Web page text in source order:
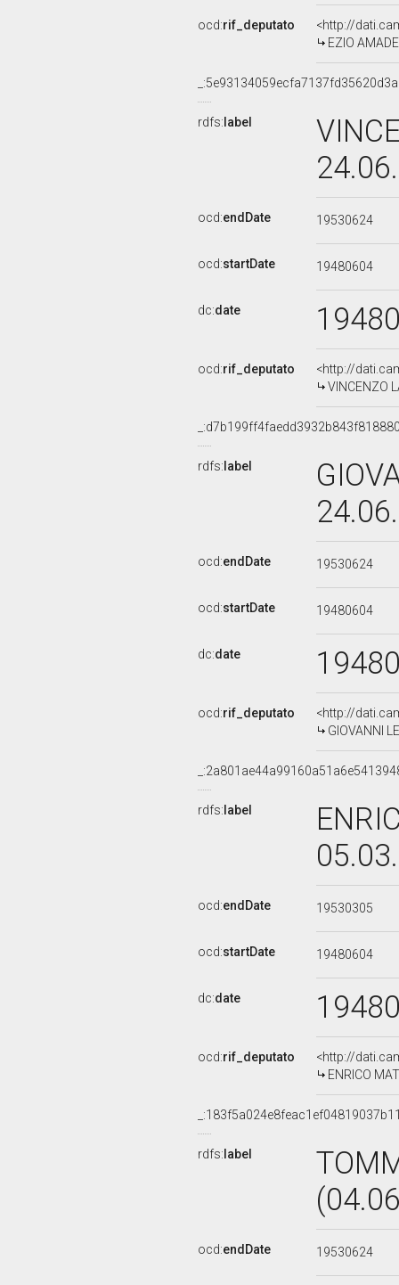
ocd:rif_deputato
<http://
EZIO
rdfs: label
ocd:endDate 19530624
ocd:startDate 19480604
dc:date
ocd:rif_deputato
<http://
VINCENZO
rdfs: label
ocd:endDate 19530624
ocd:startDate 19480604
dc:date
ocd:rif_deputato
<http://
GIOVANNI
rdfs: label
ocd:endDate 19530305
ocd:startDate 19480604
dc:date
ocd:rif_deputato
<http://
ENRICO
rdfs: label
ocd:endDate 19530624